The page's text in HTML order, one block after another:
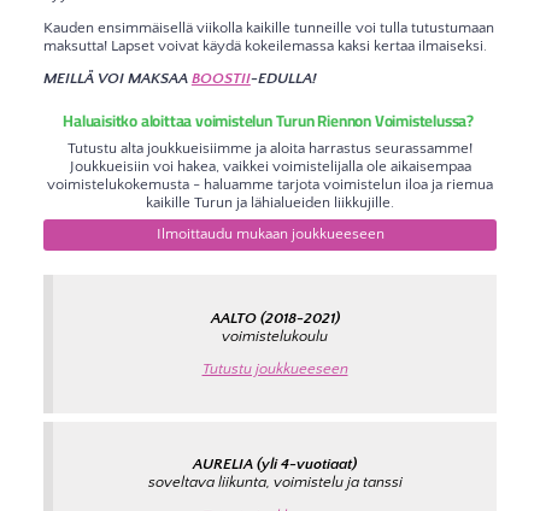
Kauden ensimmäisellä viikolla kaikille tunneille voi tulla tutustumaan
maksutta! Lapset voivat käydä kokeilemassa kaksi kertaa ilmaiseksi.
MEILLÄ VOI MAKSAA BOOSTII-EDULLA!
Haluaisitko aloittaa voimistelun Turun Riennon Voimistelussa?
Tutustu alta joukkueisiimme ja aloita harrastus seurassamme!
Joukkueisiin voi hakea, vaikkei voimistelijalla ole aikaisempaa
voimistelukokemusta - haluamme tarjota voimistelun iloa ja riemua
kaikille Turun ja lähialueiden liikkujille.
Ilmoittaudu mukaan joukkueeseen
AALTO (2018-2021)
voimistelukoulu
Tutustu joukkueeseen
AURELIA (yli 4-vuotiaat)
soveltava liikunta, voimistelu ja tanssi